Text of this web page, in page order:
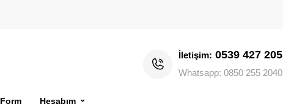
İletişim: 0539 427
Whatsapp: 0850 255 2040
Form Hesabım